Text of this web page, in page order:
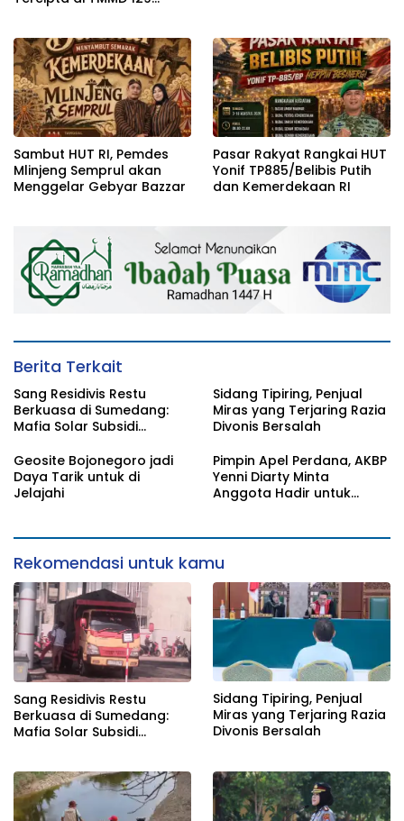
Sambut HUT RI, Pemdes
Mlinjeng Semprul akan
Menggelar Gebyar Bazzar
Pasar Rakyat Rangkai HUT
Yonif TP885/Belibis Putih
dan Kemerdekaan RI
Berita Terkait
Sang Residivis Restu
Berkuasa di Sumedang:
Mafia Solar Subsidi
Terangan, Seolah Hukum
Bungkam
Sidang Tipiring, Penjual
Miras yang Terjaring Razia
Divonis Bersalah
Geosite Bojonegoro jadi
Daya Tarik untuk di
Jelajahi
Pimpin Apel Perdana, AKBP
Yenni Diarty Minta
Anggota Hadir untuk
Rekomendasi untuk kamu
Sang Residivis Restu
Berkuasa di Sumedang:
Mafia Solar Subsidi
Bungkam
Sidang Tipiring, Penjual
Miras yang Terjaring Razia
Divonis Bersalah